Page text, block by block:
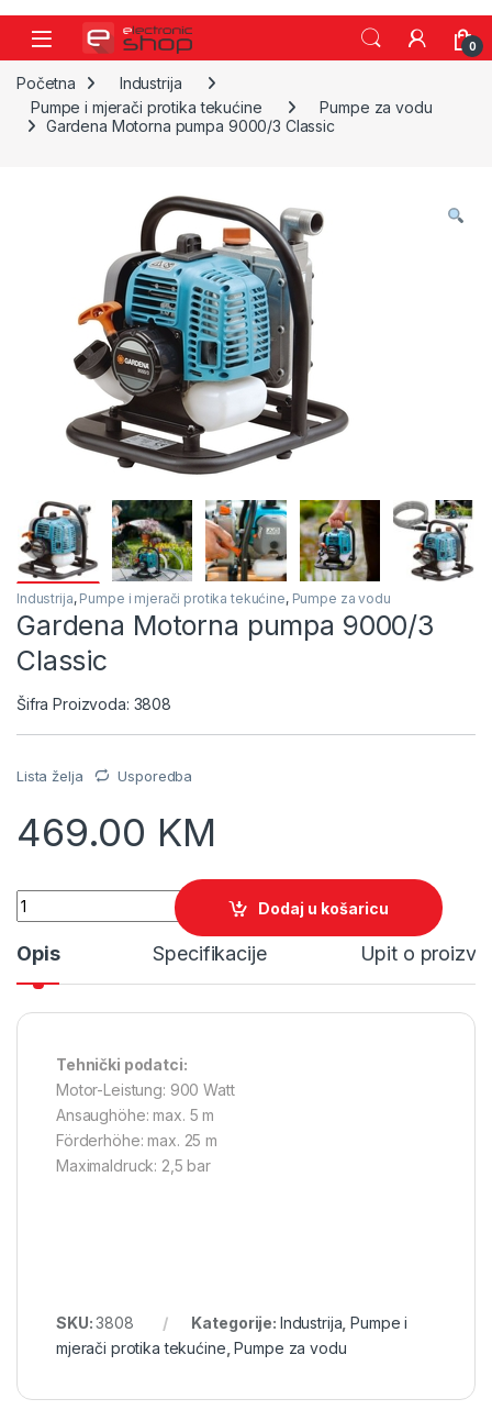
Skip to navigation
Skip to content
0
Početna
Industrija
Pumpe i mjerači protika tekućine
Pumpe za vodu
Gardena Motorna pumpa 9000/3 Classic
Industrija, Pumpe i mjerači protika tekućine, Pumpe za vodu
Gardena Motorna pumpa 9000/3
Classic
Šifra Proizvoda: 3808
Lista želja Usporedba
469.00 KM
Quantity
Dodaj u košaricu
Opis Specifikacije Upit o
Tehnički podatci:
Motor-Leistung: 900 Watt
Ansaughöhe: max. 5 m
Förderhöhe: max. 25 m
Maximaldruck: 2,5 bar
SKU:3808 Kategorije: Industrija ,Pumpe i
mjerači protika tekućine ,Pumpe za vodu